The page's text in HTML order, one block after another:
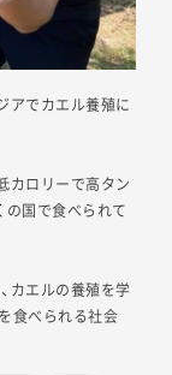
アでカエル養殖に
カロリーで高タン
の国で食べられて
カエルの養殖を学
食べられる社会